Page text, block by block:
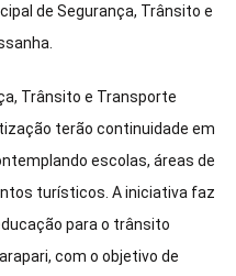
de Segurança, Trânsito e
Trânsito e Transporte
terão continuidade em
escolas, áreas de
turísticos. A iniciativa faz
para o trânsito
com o objetivo de